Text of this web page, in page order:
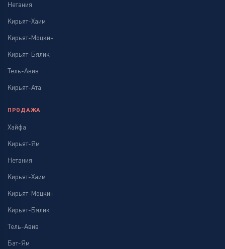
Нетания
Кирьят-Хаим
Кирьят-Моцкин
Кирьят-Бялик
Тель-Авив
Кирьят-Ата
ПРОДАЖА
Хайфа
Кирьят-Ям
Нетания
Кирьят-Хаим
Кирьят-Моцкин
Кирьят-Бялик
Тель-Авив
Бат-Ям